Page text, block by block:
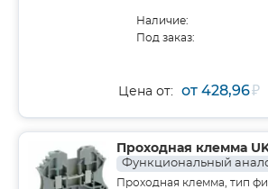
Наличие:
Под заказ:
Цена от: от 428,96₽
Проходная клемма
Функциональный
Проходная клемма, тип